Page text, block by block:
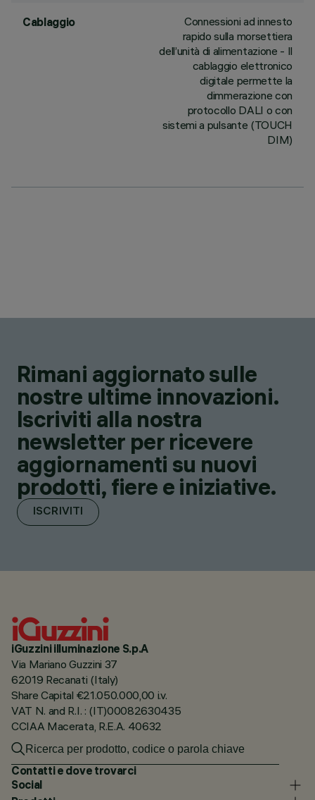
Cablaggio
Connessioni ad innesto
rapido sulla morsettiera
dell’unità di alimentazione - Il
cablaggio elettronico
digitale permette la
dimmerazione con
protocollo DALI o con
sistemi a pulsante (TOUCH
DIM)
Rimani aggiornato sulle
nostre ultime innovazioni.
Iscriviti alla nostra
newsletter per ricevere
aggiornamenti su nuovi
prodotti, fiere e iniziative.
ISCRIVITI
iGuzzini illuminazione S.p.A
Via Mariano Guzzini 37
62019 Recanati (Italy)
Share Capital €21.050.000,00 i.v.
VAT N. and R.I. : (IT)00082630435
CCIAA Macerata, R.E.A. 40632
Contatti e dove trovarci
Social